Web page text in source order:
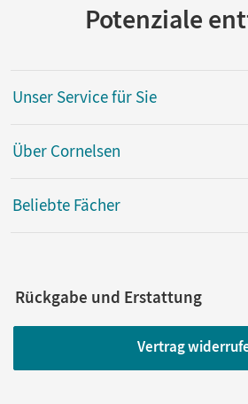
Potenziale
Unser Service für Sie
Über Cornelsen
Beliebte Fächer
Rückgabe und Erstattung
Vertrag